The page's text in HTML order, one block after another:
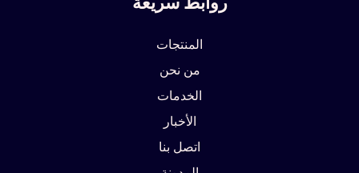
المنتجات
من نحن
الخدمات
الأخبار
اتصل بنا